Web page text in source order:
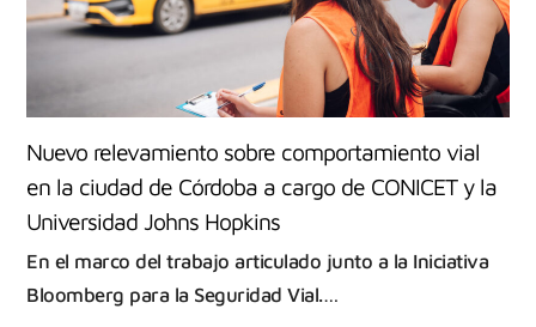
Nuevo relevamiento sobre comportamiento vial
en la ciudad de Córdoba a cargo de CONICET y la
Universidad Johns Hopkins
En el marco del trabajo articulado junto a la Iniciativa
Bloomberg para la Seguridad Vial.…